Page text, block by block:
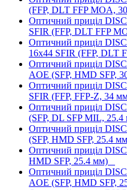
(FFP, DLT FFP MOA,
Оптичний приціл
SFIR (FFP, DLT FFP
Оптичний приціл
16x44 SFIR (FFP, DLT
Оптичний приціл
AOE (SFP, HMD SFP,
Оптичний приціл
SFIR (FFP, FFP-Z, 34
Оптичний приціл
(SFP, DL SFP MIL,
Оптичний приціл
(SFP, HMD SFP, 25.4
Оптичний приціл
HMD SFP, 25.4 мм)
Оптичний приціл
AOE (SFP, HMD SFP,